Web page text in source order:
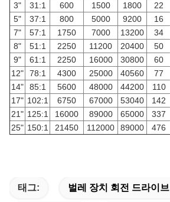
3" 31:1 600 1500 1800 22
5"
37:1 800 5000 9200 16
7"
57:1 1750 7000 13200 34
8"
51:1 2250 11200 20400 50
9"
61:1 2250 16000 30800 60
12"
78:1 4300 25000 40560 77
14"
85:1 5600 48000 44200 110
17" 102:1 6750 67000 53040 142
21" 125:1 16000 89000 65000 337
25" 150:1 21450 112000 89000 476
태그: 벌레 장치 회전 드라이브